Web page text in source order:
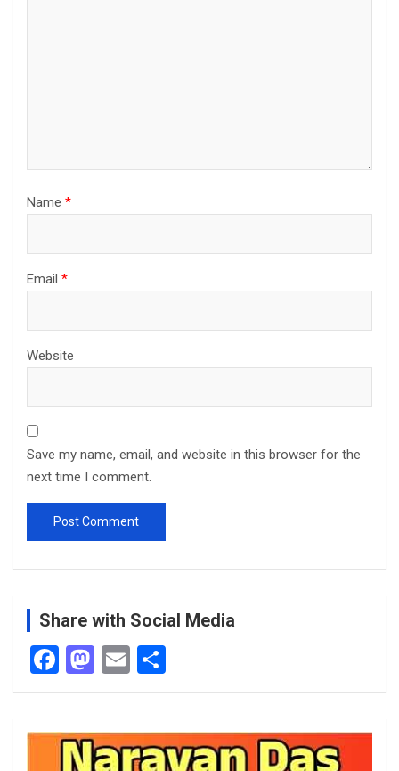
Name *
Email *
Website
Save my name, email, and website in this browser for the
next time I comment.
Share with Social Media
F
a
b
M
a
o
E
m h
e